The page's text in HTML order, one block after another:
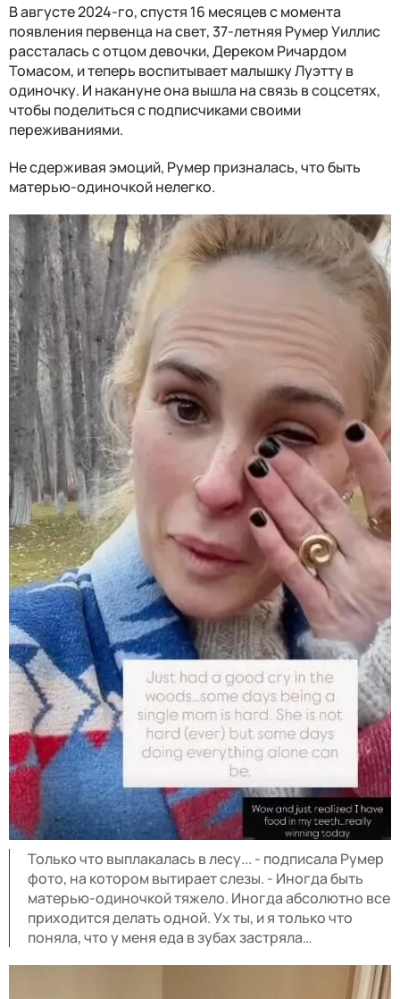
В августе 2024-го, спустя 16 месяцев с момента
появления первенца на свет, 37-летняя Румер Уиллис
рассталась с отцом девочки, Дереком Ричардом
Томасом, и теперь воспитывает малышку Луэтту в
одиночку. И накануне она вышла на связь в соцсетях,
чтобы поделиться с подписчиками своими
переживаниями.
Не сдерживая эмоций, Румер призналась, что быть
матерью-одиночкой нелегко.
Только что выплакалась в лесу... - подписала Румер
фото, на котором вытирает слезы. - Иногда быть
матерью-одиночкой тяжело. Иногда абсолютно все
приходится делать одной. Ух ты, и я только что
поняла, что у меня еда в зубах застряла…